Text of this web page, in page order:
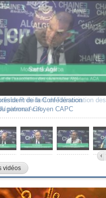
Président de l’association des
ACA
vidéos